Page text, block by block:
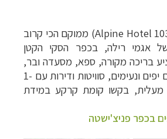
(103 Alpine Hotel) ממוקם הכי קרוב
אגמי רילה, בכפר הסקי הקטן
בריכה מקורה, ספא, מסעדה ובר,
חניה צמודה, חדרים יפים ונעימים, סוויטות ודירות עם 1-
מעלית, בקשו קומת קרקע במידת
בכפר פניצ'ישטה